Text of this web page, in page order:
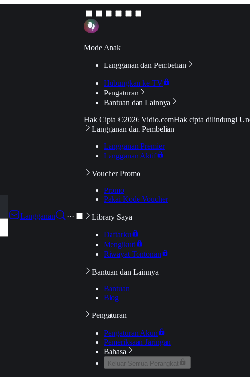
Langganan
···
Mode Anak
Langganan dan Pembelian
Hubungkan ke TV
Pengaturan
Bantuan dan Lainnya
Hak Cipta ©2026 Vidio.comHak cipta dilindungi
Langganan dan Pembelian
Langganan Premier
Langganan Aktif
Voucher Promo
Promo
Pakai Kode Voucher
Library Saya
Daftarku
Mengikuti
Riwayat Tontonan
Bantuan dan Lainnya
Bantuan
Blog
Pengaturan
Pengaturan Akun
Pemeriksaan Jaringan
Bahasa
Keluar Semua Perangkat